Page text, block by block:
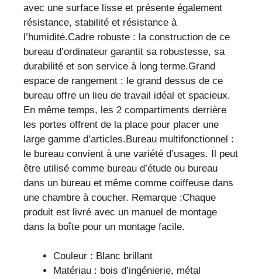
avec une surface lisse et présente également
résistance, stabilité et résistance à
l’humidité.Cadre robuste : la construction de ce
bureau d’ordinateur garantit sa robustesse, sa
durabilité et son service à long terme.Grand
espace de rangement : le grand dessus de ce
bureau offre un lieu de travail idéal et spacieux.
En même temps, les 2 compartiments derrière
les portes offrent de la place pour placer une
large gamme d’articles.Bureau multifonctionnel :
le bureau convient à une variété d’usages. Il peut
être utilisé comme bureau d’étude ou bureau
dans un bureau et même comme coiffeuse dans
une chambre à coucher. Remarque :Chaque
produit est livré avec un manuel de montage
dans la boîte pour un montage facile.
Couleur : Blanc brillant
Matériau : bois d’ingénierie, métal